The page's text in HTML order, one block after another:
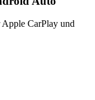
Apple CarPlay und